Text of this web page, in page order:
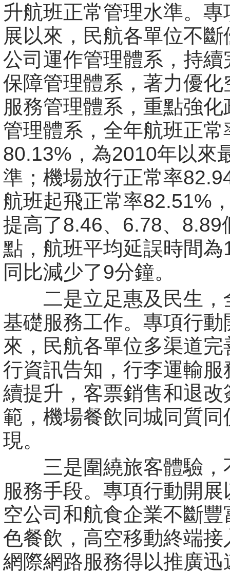
升航班正常管理水準。專
展以來，民航各單位不斷
公司運作管理體系，持續
保障管理體系，著力優化
服務管理體系，重點強化
管理體系，全年航班正常
80.13%，為2010年以來
準；機場放行正常率
航班起飛正常率82.51%
提高了8.46、6.78、8.89
點，航班平均延誤時間為
同比減少了9分鐘。
二是立足惠及民生，
基礎服務工作。專項行動
來，民航各單位多渠道完
行資訊告知，行李運輸服
續提升，客票銷售和退改
範，機場餐飲同城同質同
現。
三是圍繞旅客體驗，
服務手段。專項行動開展
空公司和航食企業不斷豐
色餐飲，高空移動終端接
網際網路服務得以推廣迅